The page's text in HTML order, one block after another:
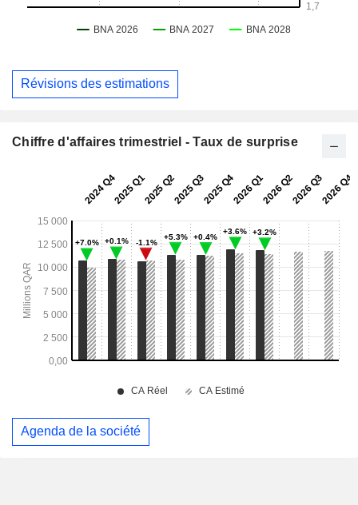
Révisions des estimations
Chiffre d'affaires trimestriel - Taux de surprise
Agenda de la société